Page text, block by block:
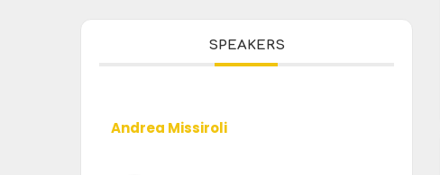
SPEAKERS
Andrea Missiroli